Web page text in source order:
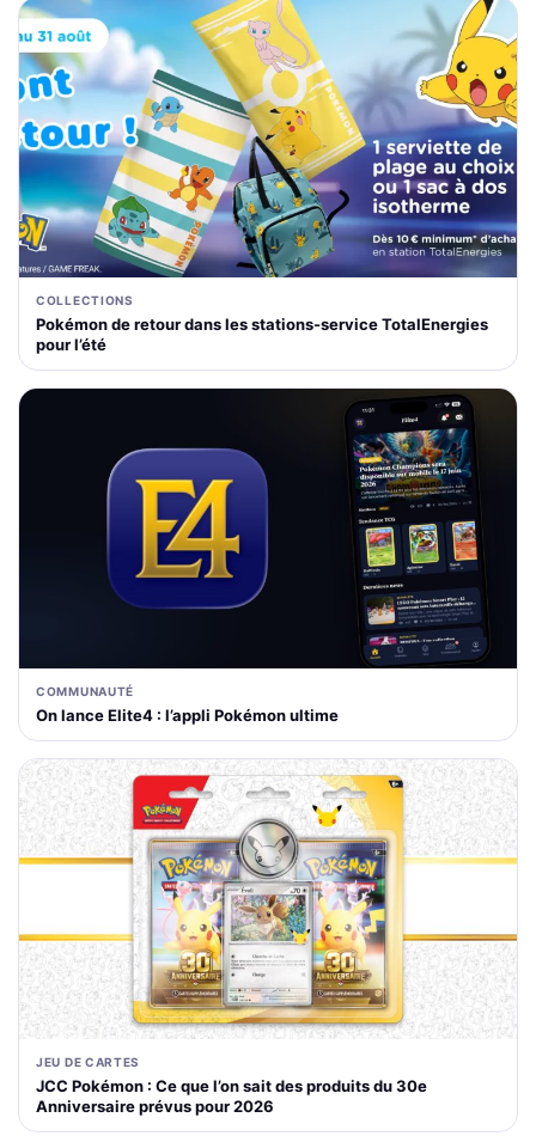
COLLECTIONS
Pokémon de retour dans les stations-service TotalEnergies
pour l’été
COMMUNAUTÉ
On lance Elite4 : l’appli Pokémon ultime
JEU DE CARTES
JCC Pokémon : Ce que l’on sait des produits du 30e
Anniversaire prévus pour 2026